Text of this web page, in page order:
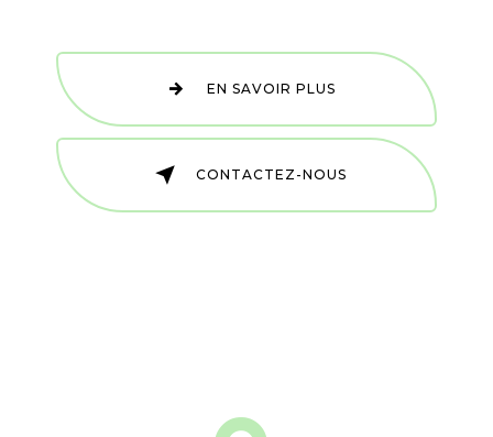
EN SAVOIR PLUS
CONTACTEZ-NOUS